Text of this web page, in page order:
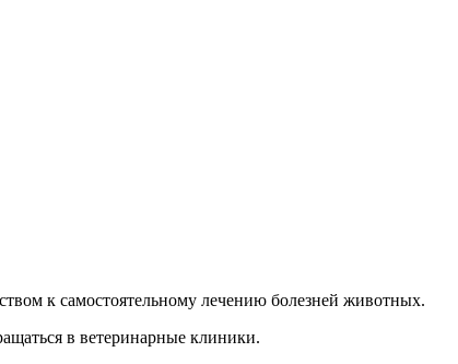
к самостоятельному лечению болезней животных.
в ветеринарные клиники.